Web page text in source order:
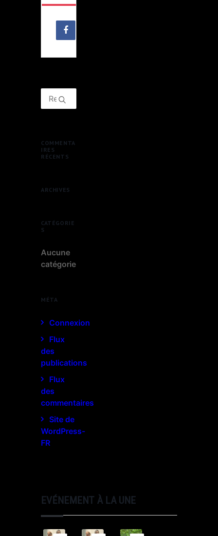
COMMENTA
IRES
RÉCENTS
ARCHIVES
CATÉGORIE
S
Aucune
catégorie
MÉTA
Connexion
Flux
des
publications
Flux
des
commentaires
Site de
WordPress-
FR
EVÉNEMENT À LA UNE